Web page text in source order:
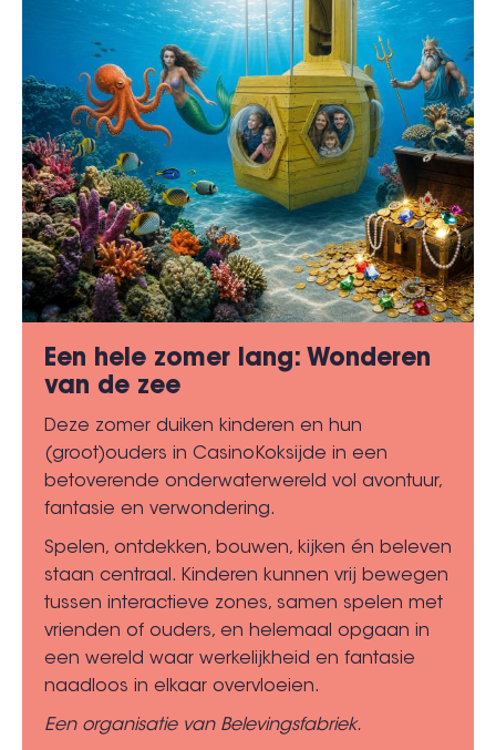
Een hele zomer lang: Wonderen
van de zee
Deze zomer duiken kinderen en hun
(groot)ouders in CasinoKoksijde in een
betoverende onderwaterwereld vol avontuur,
fantasie en verwondering.
Spelen, ontdekken, bouwen, kijken én beleven
staan centraal. Kinderen kunnen vrij bewegen
tussen interactieve zones, samen spelen met
vrienden of ouders, en helemaal opgaan in
een wereld waar werkelijkheid en fantasie
naadloos in elkaar overvloeien.
Een organisatie van Belevingsfabriek.